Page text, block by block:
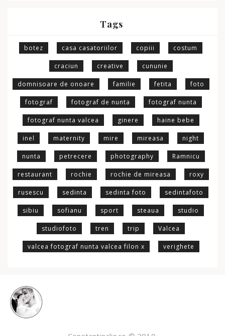
Tags
botez casa casatoriilor copiii costum
craciun creative cununie
domnisoare de onoare familie fetita foto
fotograf fotograf de nunta fotograf nunta
fotograf nunta valcea ginere haine bebe
inel maternity mire mireasa night
nunta petrecere photography Ramnicu
restaurant rochie rochie de mireasa roxy
rusescu sedinta sedinta foto sedintafoto
sibiu sofianu sport steaua studio
studiofoto tren trip Valcea
valcea fotograf nunta valcea filon x verighete